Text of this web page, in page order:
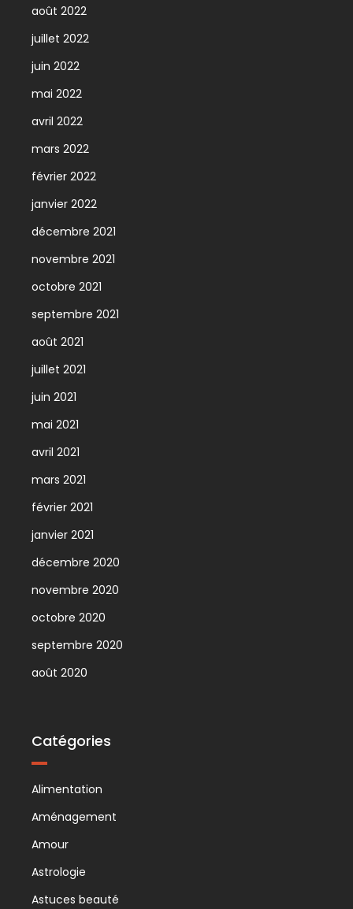
août 2022
juillet 2022
juin 2022
mai 2022
avril 2022
mars 2022
février 2022
janvier 2022
décembre 2021
novembre 2021
octobre 2021
septembre 2021
août 2021
juillet 2021
juin 2021
mai 2021
avril 2021
mars 2021
février 2021
janvier 2021
décembre 2020
novembre 2020
octobre 2020
septembre 2020
août 2020
Catégories
Alimentation
Aménagement
Amour
Astrologie
Astuces beauté